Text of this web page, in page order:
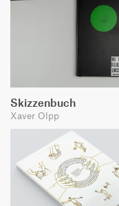
Skizzenbuch
Xaver Olpp